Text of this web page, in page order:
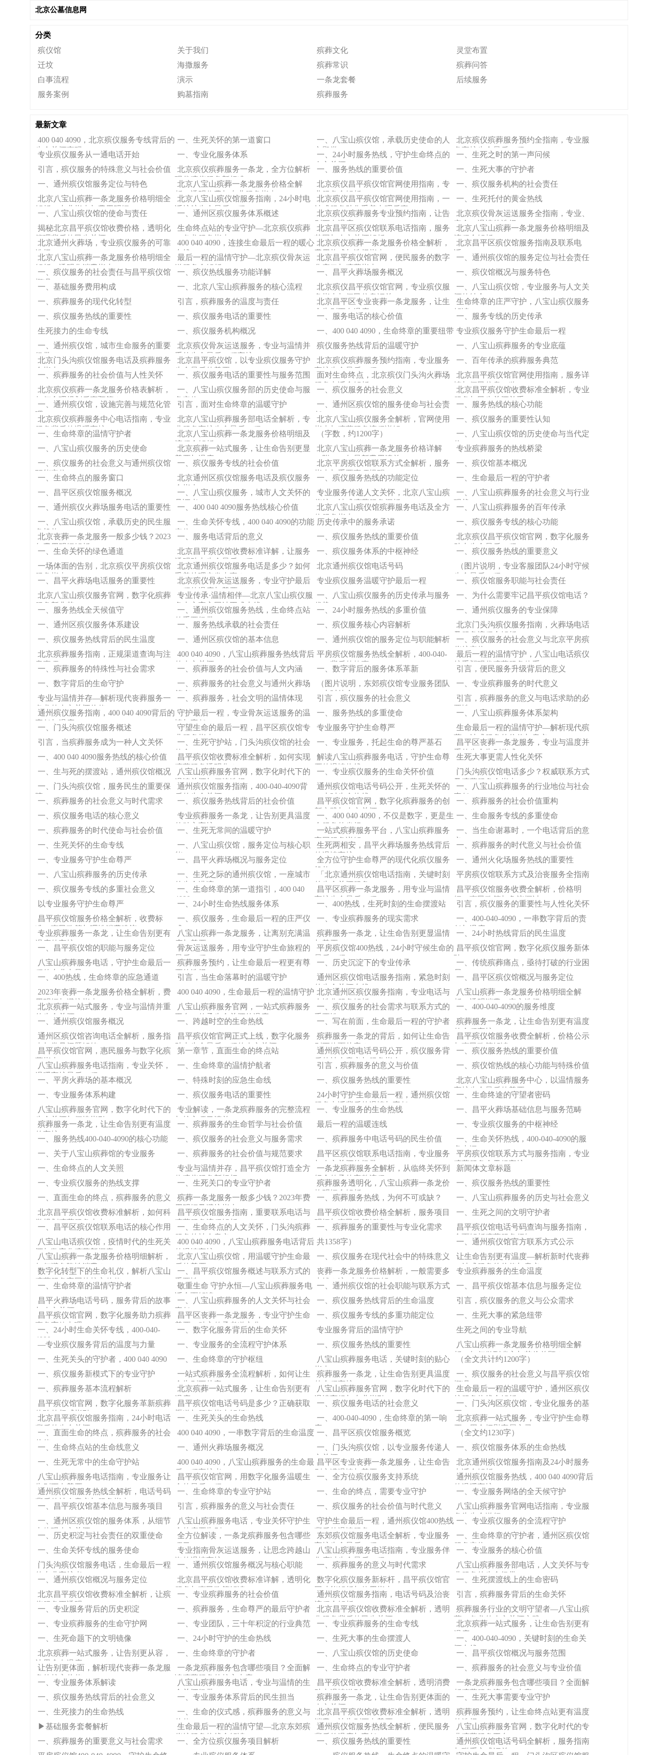
北京公墓信息网
分类
殡仪馆
关于我们 殡葬文化
灵堂布置
迁坟
海撒服务 殡葬常识
殡葬问答
白事流程
演示 一条龙套餐
后续服务
服务案例
购墓指南 殡葬服务
最新文章
400 040 4090，北京殡仪服务专线背后的
生命关怀密码
一、生死关怀的第一道窗口
一、八宝山殡仪馆，承载历史使命的人
文殿堂
北京殡仪殡葬服务预约全指南，专业服
务守护生命最后一程
专业殡仪服务从一通电话开始 一、专业化服务体系
一、24小时服务热线，守护生命终点的
人文关怀
一、生死之时的第一声问候
引言，殡仪服务的特殊意义与社会价值
北京殡仪殡葬服务一条龙，全方位解析
现代殡仪服务新标准
一、服务热线的重要价值
一、生死大事的守护者
一、通州殡仪馆服务定位与特色
北京八宝山殡葬一条龙服务价格全解
析，透明收费与专业服务指南
北京殡仪昌平殡仪馆官网使用指南，专
业服务全解析
一、殡仪服务机构的社会责任
北京八宝山殡葬一条龙服务价格明细全
解析—专业指南与费用明细
北京八宝山殡仪馆服务指南，24小时电
话护航生命最后一程
北京殡仪昌平殡仪馆官网使用指南，一
站式服务助您妥善办理后事
一、生死托付的黄金热线
一、八宝山殡仪馆的使命与责任
一、通州区殡仪服务体系概述
北京殡仪殡葬服务专业预约指南，让告
别更有温度
北京殡仪骨灰运送服务全指南，专业、
安全、温情的选择
揭秘北京昌平殡仪馆收费价格，透明化
管理背后的民生关怀
生命终点站的专业守护—北京殡仪殡葬
一条龙服务指南
北京昌平区殡仪馆联系电话指南，服务
范围与人文关怀解析
北京八宝山殡葬一条龙服务价格明细及
流程全解析
北京通州火葬场，专业殡仪服务的可靠
选择
400 040 4090，连接生命最后一程的暖心
专线
北京殡仪殡葬一条龙服务价格全解析，
费用构成与选择指南
北京昌平区殡仪馆服务指南及联系电
话，400 040 4090
北京八宝山殡葬一条龙服务价格明细全
解析，透明化消费指南
最后一程的温情守护—北京殡仪骨灰运
送服务全解析
北京昌平殡仪馆官网，便民服务的数字
化窗口与殡葬指南
一、通州殡仪馆的服务定位与社会责任
一、殡仪服务的社会责任与昌平殡仪馆
概况
一、殡仪热线服务功能详解 一、昌平火葬场服务概况
一、殡仪馆概况与服务特色
一、基础服务费用构成
一、北京八宝山殡葬服务的核心流程
北京殡仪昌平殡仪馆官网，专业殡仪服
务指南与便民信息汇总
一、八宝山殡仪馆，专业服务与人文关
怀的结合
一、殡葬服务的现代化转型 引言，殡葬服务的温度与责任
北京昌平区专业丧葬一条龙服务，让生
命告别更有温度
生命终章的庄严守护，八宝山殡仪服务
解读
一、殡仪服务热线的重要性 一、殡仪服务电话的重要性 一、服务电话的核心价值
一、服务专线的历史传承
生死接力的生命专线
一、殡仪服务机构概况 一、400 040 4090，生命终章的重要纽带 专业殡仪服务守护生命最后一程
一、通州殡仪馆，城市生命服务的重要
纽带
北京殡仪骨灰运送服务，专业与温情并
重的生命最后一程守护
殡仪服务热线背后的温暖守护
一、八宝山殡葬服务的专业底蕴
北京门头沟殡仪馆服务电话及殡葬服务
全指南
北京昌平殡仪馆，以专业殡仪服务守护
生命最后的尊严
北京殡仪殡葬服务预约指南，专业服务
守护生命最后一程
一、百年传承的殡葬服务典范
一、殡葬服务的社会价值与人性关怀
一、殡仪服务电话的重要性与服务范围
面对生命终点，北京殡仪门头沟火葬场
服务电话全解析
北京昌平殡仪馆官网使用指南，服务详
情与便民信息一览
北京殡仪殡葬一条龙服务价格表解析，
如何合理规划后事预算？
一、八宝山殡仪服务部的历史使命与服
务定位
一、殡仪服务的社会意义
北京昌平殡仪馆收费标准全解析，专业
服务与民生关怀并重
一、通州殡仪馆，设施完善与规范化管
理
引言，面对生命终章的温暖守护
一、通州区殡仪馆的服务使命与社会责
任
一、服务热线的核心功能
北京殡仪殡葬服务中心电话指南，专业
服务背后的温暖守护
北京八宝山殡葬服务部电话全解析，专
业服务守护生命最后一程
北京八宝山殡仪服务全解析，官网使用
指南与殡葬服务流程详解
一、殡仪服务的重要性认知
一、生命终章的温情守护者
北京八宝山殡葬一条龙服务价格明细及
流程全解析
（字数，约1200字）
一、八宝山殡仪馆的历史使命与当代定
位
一、八宝山殡仪服务的历史使命
北京殡葬一站式服务，让生命告别更显
尊严与温度
北京八宝山殡葬一条龙服务价格详解
（附2024年最新费用清单）
专业殡葬服务的热线桥梁
一、殡仪服务的社会意义与通州殡仪馆
职能定位
一、殡仪服务专线的社会价值
北京平房殡仪馆联系方式全解析，服务
指南与重要事项提醒
一、殡仪馆基本概况
一、生命终点的服务窗口
北京通州区殡仪馆服务电话及殡仪服务
全指南
一、殡仪服务热线的功能定位
一、生命最后一程的守护者
一、昌平区殡仪馆服务概况
一、八宝山殡仪服务，城市人文关怀的
见证者
专业服务传递人文关怀，北京八宝山殡
仪馆一站式殡葬服务探析
一、八宝山殡葬服务的社会意义与行业
现状
一、通州殡仪火葬场服务电话的重要性 一、400 040 4090服务热线核心价值
北京八宝山殡仪馆殡葬服务电话及全方
位服务指南
一、八宝山殡葬服务的百年传承
一、八宝山殡仪馆，承载历史的民生服
务机构
一、生命关怀专线，400 040 4090的功能
定位
历史传承中的服务承诺
一、殡仪服务专线的核心功能
北京丧葬一条龙服务一般多少钱？2023
年费用明细解析
一、服务电话背后的意义 一、殡仪服务热线的重要价值
北京殡仪昌平殡仪馆官网，数字化服务
助力生命最后一程
一、生命关怀的绿色通道
北京昌平殡仪馆收费标准详解，让服务
透明助力生命最后一程
一、殡仪服务体系的中枢神经
一、殡仪服务热线的重要意义
一场体面的告别，北京殡仪平房殡仪馆
服务指南
北京通州殡仪馆服务电话是多少？如何
妥善处理突发丧事？
北京通州殡仪馆电话号码
（图片说明，专业客服团队24小时守候
生命最后一程）
一、昌平火葬场电话服务的重要性
北京殡仪骨灰运送服务，专业守护最后
一程的温度与尊严
专业殡仪服务温暖守护最后一程
一、殡仪馆服务职能与社会责任
北京八宝山殡仪服务官网，数字化殡葬
服务新典范
专业传承·温情相伴—北京八宝山殡仪服
务中心官方网站正式上线
一、八宝山殡仪服务的历史传承与服务
优势
一、为什么需要牢记昌平殡仪馆电话？
一、服务热线全天候值守
一、通州殡仪馆服务热线，生命终点站
的重要纽带
一、24小时服务热线的多重价值
一、通州殡仪服务的专业保障
一、通州区殡仪服务体系建设
一、服务热线承载的社会责任 一、殡仪服务核心内容解析
北京门头沟殡仪服务指南，火葬场电话
及服务流程全解析
一、殡仪服务热线背后的民生温度 一、通州区殡仪馆的基本信息 一、通州殡仪馆的服务定位与职能解析
一、殡仪服务的社会意义与北京平房殡
仪馆定位
北京殡葬服务指南，正规渠道查询与注
意事项
400 040 4090，八宝山殡葬服务热线背后
的人文关怀
平房殡仪馆服务热线全解析，400-040-
4090背后的故事
最后一程的温情守护，八宝山电话殡仪
馆重塑现代殡葬服务体系
一、殡葬服务的特殊性与社会需求 一、殡葬服务的社会价值与人文内涵 一、数字背后的服务体系革新
引言，便民服务升级背后的意义
一、数字背后的生命守护
一、殡葬服务的社会意义与通州火葬场
简介
（图片说明，东郊殡仪馆专业服务团队
24小时待命）
一、专业殡葬服务的时代意义
专业与温情并存—解析现代丧葬服务一
条龙的人文关怀价值
一、殡葬服务，社会文明的温情体现 引言，殡仪服务的社会意义
引言，殡葬服务的意义与电话求助的必
要性
通州殡仪服务指南，400 040 4090背后的
责任与温度
守护最后一程，专业骨灰运送服务的温
情与责任
一、服务热线的多重使命
一、八宝山殡葬服务体系架构
一、门头沟殡仪馆服务概述
守望生命的最后一程，昌平区殡仪馆专
业服务指南
专业服务守护生命尊严
生命最后一程的温情守护—解析现代殡
葬一站式服务的价值与意义
引言，当殡葬服务成为一种人文关怀
一、生死守护站，门头沟殡仪馆的社会
使命
一、专业服务，托起生命的尊严基石
昌平区丧葬一条龙服务，专业与温度并
重的生命告别仪式
一、400 040 4090服务热线的核心价值
昌平殡仪馆收费标准全解析，如何实现
殡葬服务透明化？
解读八宝山殡葬服务电话，守护生命尊
严的温情热线
生死大事更需人性化关怀
一、生与死的摆渡站，通州殡仪馆概况
八宝山殡葬服务官网，数字化时代下的
温情关怀与便捷选择
一、专业殡仪服务的生命关怀价值
门头沟殡仪馆电话多少？权威联系方式
及殡葬服务全指南
一、门头沟殡仪馆，服务民生的重要保
障
通州殡仪馆服务指南，400-040-4090背
后的生命关怀
通州殡仪馆电话号码公开，生死关怀的
24小时生命热线
一、八宝山殡葬服务的行业地位与社会
责任
一、殡葬服务的社会意义与时代需求 一、殡仪服务热线背后的社会价值
昌平殡仪馆官网，数字化殡葬服务的创
新实践与人文关怀
一、殡葬服务的社会价值重构
一、殡仪服务电话的核心意义
专业殡葬服务一条龙，让告别更具温度
的贴心守护
一、400 040 4090，不仅是数字，更是生
命服务的坐标
一、生命服务专线的多重使命
一、殡葬服务的时代使命与社会价值
一、生死无常间的温暖守护
一站式殡葬服务平台，八宝山殡葬服务
官网服务详解
一、当生命谢幕时，一个电话背后的意
义
一、生死关怀的生命专线
一、八宝山殡仪馆，服务定位与核心职
能
生死两相安，昌平火葬场服务热线背后
的温情守护
一、殡葬服务的时代意义与社会价值
一、专业服务守护生命尊严
一、昌平火葬场概况与服务定位
全方位守护生命尊严的现代化殡仪服务
机构
一、通州火化场服务热线的重要性
一、八宝山殡葬服务的历史传承
一、生死之际的通州殡仪馆，一座城市
的生命港湾
「北京通州殡仪馆电话指南，关键时刻
的生命关怀服务」
平房殡仪馆联系方式及治丧服务全指南
一、殡仪服务专线的多重社会意义
一、生命终章的第一道指引，400 040
4090
昌平区殡葬一条龙服务，用专业与温情
守护生命最后一程
昌平殡仪馆服务收费全解析，价格明
细、惠民政策与争议探讨
以专业服务守护生命尊严 一、24小时生命热线服务体系 一、400热线，生死时刻的生命摆渡站
引言，殡仪服务的重要性与人性化关怀
昌平殡仪馆服务价格全解析，收费标
准、惠民政策与理性消费建议
一、殡仪服务，生命最后一程的庄严仪
式
一、专业殡葬服务的现实需求
一、400-040-4090，一串数字背后的责
任与温度
专业殡葬服务一条龙，让生命告别更有
温度的守护
八宝山殡葬一条龙服务，让离别充满温
度与尊严
殡葬服务一条龙，让生命告别更显温情
与尊严
一、24小时热线背后的民生温度
一、昌平殡仪馆的职能与服务定位
骨灰运送服务，用专业守护生命旅程的
最后一程
平房殡仪馆400热线，24小时守候生命的
最后一程
昌平殡仪馆官网，数字化殡仪服务新体
验
八宝山殡葬服务电话，守护生命最后一
程的专业力量
殡葬服务预约，让生命最后一程更有尊
严的选择
一、历史沉淀下的专业传承
一、传统殡葬痛点，亟待打破的行业困
局
一、400热线，生命终章的应急通道 引言，当生命落幕时的温暖守护
通州区殡仪馆电话服务指南，紧急时刻
的生命关怀专线
一、昌平区殡仪馆概况与服务定位
2023年丧葬一条龙服务价格全解析，费
用明细与避坑指南
400 040 4090，生命最后一程的温情守护 北京通州区殡仪服务指南，专业电话与
人性化服务解析
八宝山殡葬一条龙服务价格明细全解
析，透明消费，安心选择
北京殡葬一站式服务，专业与温情并重
的生命关怀
八宝山殡葬服务官网，一站式殡葬服务
平台，传承生命关怀的温度
一、殡仪服务的社会需求与联系方式的
重要性
一、400-040-4090的服务维度
一、通州殡仪馆服务概况
一、跨越时空的生命热线 一、写在前面，生命最后一程的守护者
殡葬服务一条龙，让生命告别更有温度
的全程守护
通州区殡仪馆咨询电话全解析，服务指
南与常见问题解答
昌平殡仪馆官网正式上线，数字化服务
助力生命最后一程的人文关怀
殡葬服务一条龙的背后，如何让生命告
别更体面从容？
昌平殡仪馆服务收费全解析，价格公示
与惠民政策解读
昌平殡仪馆官网，惠民服务与数字化殡
葬指南
第一章节，直面生命的终点站
通州殡仪馆电话号码公开，殡仪服务背
后的社会意义与服务指南
一、殡仪服务热线的重要价值
八宝山殡葬服务电话指南，专业关怀，
温暖守护最后一程
一、生命终章的温情护航者 引言，殡葬服务的意义与价值
一、殡仪馆热线的核心功能与特殊价值
一、平房火葬场的基本概况
一、特殊时刻的应急生命线 一、殡仪服务热线的重要性
北京八宝山殡葬服务中心，以温情服务
守护生命最后的尊严
一、专业服务体系构建 一、殡仪服务电话的重要性
24小时守护生命最后一程，通州殡仪馆
服务电话背后的温情与责任
一、生命终途的守望者密码
八宝山殡葬服务官网，数字化时代下的
生命关怀与便捷指引
专业解读，一条龙殡葬服务的完整流程
与核心项目清单
一、专业服务的生命热线
一、昌平火葬场基础信息与服务范畴
殡葬服务一条龙，让生命告别更有温度
的守护
一、殡葬服务的生命哲学与社会价值 最后一程的温暖连线
一、专业殡仪服务的中枢神经
一、服务热线400-040-4090的核心功能
一、殡仪服务的社会意义与服务需求 一、殡葬服务中电话号码的民生价值
一、生命关怀热线，400-040-4090的服
务内涵
一、关于八宝山殡葬馆的专业服务 一、殡葬服务的社会价值与规范要求
昌平区殡仪馆联系电话指南，专业服务
与人文关怀的纽带
平房殡仪馆联系方式与服务指南，专业
殡葬服务全天候守护
一、生命终点的人文关照
专业与温情并存，昌平殡仪馆打造全方
位殡仪服务新标杆
一条龙殡葬服务全解析，从临终关怀到
纪念传承的完整流程
新闻体文章标题
一、专业殡仪服务的热线支撑
一、生死关口的专业守护者
殡葬服务透明化，八宝山殡葬一条龙价
格明细全解析
一、殡仪服务热线的重要性
一、直面生命的终点，殡葬服务的意义
殡葬一条龙服务一般多少钱？2023年费
用明细及避坑指南
一、殡葬服务热线，为何不可或缺？
一、八宝山殡葬服务的历史与社会意义
北京昌平殡仪馆收费标准解析，如何科
学规划殡葬服务支出？
昌平殡仪馆服务指南，重要联系电话与
殡葬服务流程解析
昌平殡仪馆收费价格全解析，服务项目
明细与惠民政策解读
一、生死之间的文明守护者
一、昌平区殡仪馆联系电话的核心作用
一、生命终点的人文关怀，门头沟殡葬
服务的社会意义
一、殡葬服务的重要性与专业化需求
昌平殡仪馆电话号码查询与服务指南，
全面解析殡葬服务须知
八宝山电话殡仪馆，疫情时代的生死关
怀与数字化殡葬新探索
400 040 4090，八宝山殡葬服务电话背后
的温情守护
共1358字）
一、通州殡仪馆官方联系方式公示
八宝山殡葬一条龙服务价格明细解析，
如何避免隐性消费？
北京八宝山殡仪馆，用温暖守护生命最
后的尊严
一、殡仪服务在现代社会中的特殊意义
让生命告别更有温度—解析新时代丧葬
一站式服务的价值与意义
数字化转型下的生命礼仪，解析八宝山
殡葬服务官网的核心价值
一、昌平殡仪馆服务概述与联系方式的
重要性
丧葬一条龙服务价格解析，一般需要多
少钱？这5点必须了解
专业殡葬服务的生命温度
一、生命终章的温情守护者
敬重生命 守护永恒—八宝山殡葬服务电
话全面解读
一、通州殡仪馆的社会职能与联系方式
一、昌平殡仪馆基本信息与服务定位
昌平火葬场电话号码，服务背后的故事
与人文关怀
一、八宝山殡葬服务的人文关怀与社会
责任
一、殡仪服务热线背后的生命温度
引言，殡仪服务的意义与公众需求
昌平殡仪馆官网，数字化服务助力殡葬
事务高效办理
昌平区丧葬一条龙服务，专业守护生命
尊严，贴心传承孝道文化
一、殡仪服务专线的多重功能定位
一、生死大事的紧急纽带
一、24小时生命关怀专线，400-040-
4090
一、数字化服务背后的生命关怀 专业服务背后的温情守护
生死之间的专业导航
—专业殡仪服务背后的温度与力量
一、专业服务的全流程守护体系 一、殡仪服务热线的重要性
八宝山殡葬一条龙服务价格明细全解
析，如何做到省心与节俭兼顾？
一、生死关头的守护者，400 040 4090 一、生命终章的守护枢纽
八宝山殡葬服务电话，关键时刻的贴心
指南
（全文共计约1200字）
一、殡仪服务新模式下的专业守护
一站式殡葬服务全流程解析，如何让生
命告别更从容
殡葬服务一条龙，让生命告别更具温度
的全程守护
一、殡仪服务的社会意义与昌平殡仪馆
概况
一、殡葬服务基本流程解析
北京殡葬一站式服务，让生命告别更有
温度
八宝山殡葬服务官网，数字化时代下的
温情守候与专业指引
生命最后一程的温暖守护，通州区殡仪
馆服务热线全解析
昌平殡仪馆官网，数字化服务革新殡葬
体验的权威指引
昌平殡仪馆电话号码是多少？正确获取
渠道与服务指南解析
一、殡仪服务电话的社会意义
一、门头沟区殡仪馆，专业化服务的基
石
北京昌平殡仪馆服务指南，24小时电话
背后的生命关怀
一、生死关头的生命热线
一、400-040-4090，生命终章的第一响
应
北京殡葬一站式服务，专业守护生命尊
严，周全抚慰家属心灵
一、直面生命的终点，殡葬服务的社会
价值
400 040 4090，一串数字背后的生命温度 一、昌平区殡仪馆服务概览
（全文约1230字）
一、生命终点站的生命线意义
一、通州火葬场服务概况
一、门头沟殡仪馆，以专业服务传递人
文关怀
一、殡仪馆服务体系的生命热线
一、生死无常中的生命守护站
400 040 4090，八宝山殡葬服务的生命最
后一程守护者
昌平区专业丧葬一条龙服务，让生命告
别充满温情与尊严
北京通州殡仪馆服务指南及24小时服务
电话全解析
八宝山殡葬服务电话指南，专业服务让
告别更有尊严
昌平殡仪馆官网，用数字化服务温暖生
命的最后一程
一、全方位殡仪服务支持系统
通州殡仪馆服务热线，400 040 4090背后
的温暖守护
通州殡仪馆服务热线全解析，电话号码
背后的社会意义与服务指南
一、生命终章的专业守护站 一、生命的终点，需要专业守护
一、专业服务网络的全天候守护
一、昌平殡仪馆基本信息与服务项目
引言，殡葬服务的意义与社会责任 一、殡仪服务的社会价值与时代意义
八宝山殡葬服务官网电话指南，专业服
务为生命送行
一、通州区殡仪馆的服务体系，从细节
中体现人文关怀
八宝山殡葬服务电话，专业关怀守护生
命的庄严告别
守护生命最后一程，通州殡仪馆400热线
背后的温情服务
一、专业殡仪服务的全流程守护
一、历史积淀与社会责任的双重使命
全方位解读，一条龙殡葬服务包含哪些
项目
东郊殡仪馆服务电话全解析，专业服务
守护生命最后一程
一、生命终章的守护者，通州区殡仪馆
服务定位
一、生命关怀专线的服务使命
专业指南骨灰运送服务，让思念跨越山
海的温情守护
八宝山殡葬服务电话指南，专业服务伴
您度过生命最后一程
一、专业服务的核心价值
门头沟殡仪馆服务电话，生命最后一程
的专业守护者
一、通州殡仪馆服务概况与核心职能 一、殡葬服务的意义与时代需求
八宝山殡葬服务部电话，人文关怀与专
业服务的生命纽带
一、通州殡仪馆概况与服务定位
北京昌平殡仪馆收费标准详解，透明化
服务与惠民政策解读
数字化殡仪服务新标杆，昌平殡仪馆官
网功能解析与使用指南
一、生死摆渡线上的生命密码
北京昌平殡仪馆收费标准全解析，让殡
仪服务更透明
一、专业殡葬服务的社会价值
通州殡仪馆服务指南，电话号码及治丧
流程全解析
引言，殡葬服务背后的生命关怀
一、专业服务背后的历史积淀
一、殡葬服务，生命尊严的最后守护者
北京昌平殡仪馆收费标准全解析，透明
化服务背后的民生关怀
殡葬服务行业的文明守望者—八宝山殡
葬一条龙的人文关怀实践
一、专业殡葬服务的生命守护网 一、专业团队，三十年积淀的行业典范 一、专业殡葬服务的生命专线
北京殡葬一站式服务，让生命告别更有
温度
一、生死命题下的文明镜像 一、24小时守护的生命热线 一、生死大事的生命摆渡人
一、400-040-4090，关键时刻的生命关
怀专线
北京殡葬一站式服务，让告别更从容，
让思念有温度
一、生命终章的守护者 一、八宝山殡仪馆的历史使命
一、昌平殡仪馆概况与服务范围
让告别更体面，解析现代丧葬一条龙服
务的核心价值
一条龙殡葬服务包含哪些项目？全面解
读殡葬服务的核心内容
一、生命终点的专业守护者
一、殡葬服务的社会意义与专业价值
一、专业服务体系解读
八宝山殡葬服务电话，专业与温情的生
命关怀纽带
昌平殡仪馆收费标准全解析，透明消费
助力温情送别
一条龙殡葬服务包含哪些项目？全面解
析殡葬服务流程与内容
一、殡仪服务热线背后的社会意义 一、专业服务体系背后的民生担当
殡葬服务一条龙，让生命告别更体面的
人文关怀
一、生死大事需要专业守护
一、生死接力的生命热线
一、生命的仪式感，殡葬服务的意义与
价值
北京昌平殡仪馆收费标准全解析，透明
消费，让告别更有尊严
殡葬服务预约，让生命终点站更有温度
的选择
▶基础服务套餐解析
生命最后一程的温情守望—北京东郊殡
仪馆服务热线全解读
通州殡仪馆服务热线全解析，便民服务
背后的温度与责任
八宝山殡葬服务官网，数字化时代的专
业殡葬服务平台
一、殡葬服务的重要意义与社会需求 一、全方位殡仪服务项目解析 一、殡仪服务热线的重要性
通州殡仪馆电话号码全解析，服务指南
与联系方式汇总